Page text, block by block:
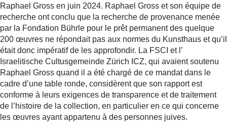
Raphael Gross en juin 2024. Raphael Gross et son équipe de
recherche ont conclu que la recherche de provenance menée
par la Fondation Bührle pour le prêt permanent des quelque
200 œuvres ne répondait pas aux normes du Kunsthaus et qu’il
était donc impératif de les approfondir. La FSCI et l’
Israelitische Cultusgemeinde Zürich ICZ, qui avaient soutenu
Raphael Gross quand il a été chargé de ce mandat dans le
cadre d’une table ronde, considèrent que son rapport est
conforme à leurs exigences de transparence et de traitement
de l’histoire de la collection, en particulier en ce qui concerne
les œuvres ayant appartenu à des personnes juives.